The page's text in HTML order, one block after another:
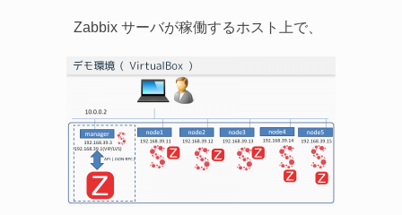
Zabbix サーバが稼働するホスト上で、